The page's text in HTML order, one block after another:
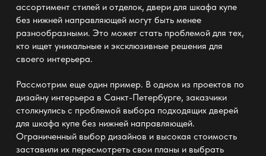
ассортимент стилей и отделок, двери для шкафа купе
без нижней направляющеймогут быть менее
разнообразными. Это может стать проблемой для тех,
кто ищет уникальные и эксклюзивные решения для
своего интерьера.
Рассмотрим еще один пример. В одном из проектов по
дизайну интерьера в Санкт-Петербурге, заказчики
столкнулись с проблемой выбора подходящих дверей
для шкафа купе без нижней направляющей.
Ограниченный выбор дизайнов и высокая стоимость
заставили их пересмотреть свои планы и выбрать